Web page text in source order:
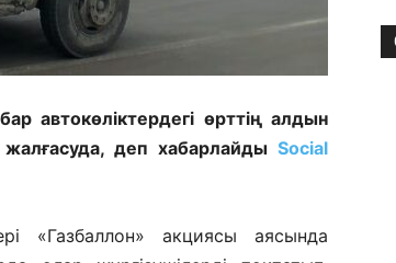
автокөліктердегі өрттің алдын
деп хабарлайды Social
«Газбаллон» акциясы аясында